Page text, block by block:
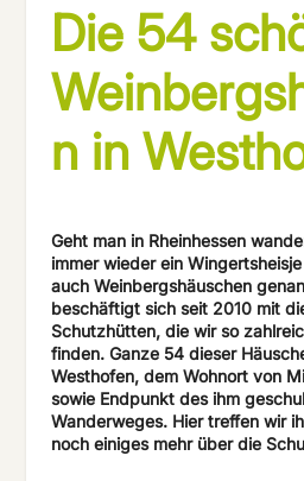
Die 54
n in
Geht man in Rheinhessen
immer wieder ein
auch Weinbergshäuschen
beschäftigt sich seit 2010 mit
Schutzhütten, die wir so
finden. Ganze 54 dieser
Westhofen, dem Wohnort von
sowie Endpunkt des ihm
Wanderweges. Hier treffen wir
noch einiges mehr über die